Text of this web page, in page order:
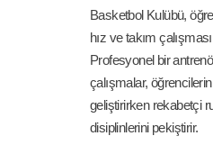
Basketbol Kulübü,
hız ve takım
Profesyonel bir
çalışmalar,
geliştirirken rekabetçi
disiplinlerini pekiştirir.